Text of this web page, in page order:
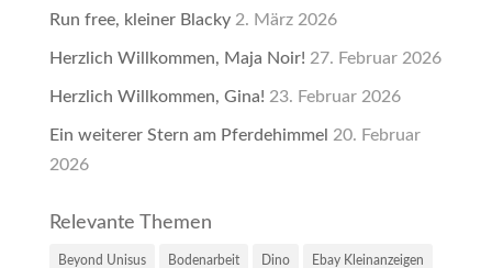
Run free, kleiner Blacky 2. März 2026
Herzlich Willkommen, Maja Noir! 27. Februar 2026
Herzlich Willkommen, Gina! 23. Februar 2026
Ein weiterer Stern am Pferdehimmel 20. Februar
2026
Relevante Themen
Beyond Unisus Bodenarbeit Dino Ebay Kleinanzeigen